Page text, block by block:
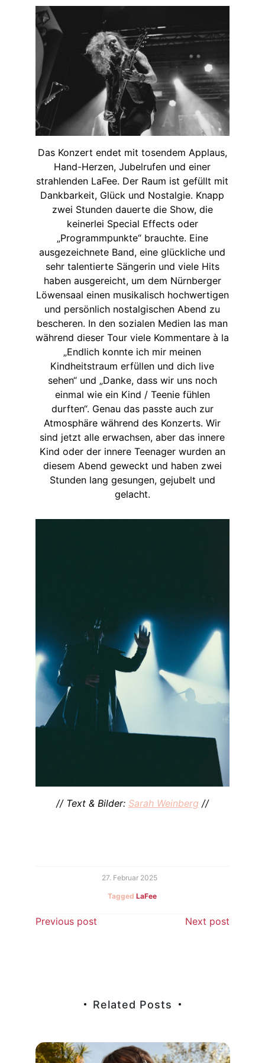
Das Konzert endet mit tosendem Applaus,
Hand-Herzen, Jubelrufen und einer
strahlenden LaFee. Der Raum ist gefüllt mit
Dankbarkeit, Glück und Nostalgie. Knapp
zwei Stunden dauerte die Show, die
keinerlei Special Effects oder
„Programmpunkte“ brauchte. Eine
ausgezeichnete Band, eine glückliche und
sehr talentierte Sängerin und viele Hits
haben ausgereicht, um dem Nürnberger
Löwensaal einen musikalisch hochwertigen
und persönlich nostalgischen Abend zu
bescheren. In den sozialen Medien las man
während dieser Tour viele Kommentare à la
„Endlich konnte ich mir meinen
Kindheitstraum erfüllen und dich live
sehen“ und „Danke, dass wir uns noch
einmal wie ein Kind / Teenie fühlen
durften“. Genau das passte auch zur
Atmosphäre während des Konzerts. Wir
sind jetzt alle erwachsen, aber das innere
Kind oder der innere Teenager wurden an
diesem Abend geweckt und haben zwei
Stunden lang gesungen, gejubelt und
gelacht.
// Text & Bilder: Sarah Weinberg //
27. Februar 2025
TaggedLaFee
Beitragsnavigation
Previous post Next post
Related Posts